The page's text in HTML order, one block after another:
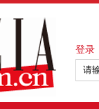
登录